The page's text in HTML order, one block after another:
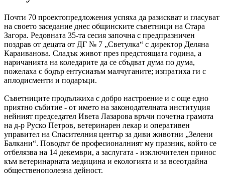
Почти 70 проектопредложения успяха да разискват и гласуват
на своето заседание днес общинските съветници на Стара
Загора. Редовната 35-та сесия започна с предпразничен
поздрав от децата от ДГ № 7 „Светулка“ с директор Деляна
Караиванова. Сладък живот през предстоящата година, а
наричанията на коледарите да се сбъдват дума по дума,
пожелаха с бодър ентусиазъм малчуганите; изпратиха ги с
аплодисменти и подаръци.
Съветниците продължиха с добро настроение и с още едно
приятно събитие - от името на законодателната институция
нейният председател Ивета Лазарова връчи почетна грамота
на д-р Руско Петров, ветеринарен лекар и оперативен
управител на Спасителния център за диви животни „Зелени
Балкани“. Поводът бе професионалният му празник, който се
отбелязва на 14 декември, а заслугата - изключителен принос
към ветеринарната медицина и екологията и за всеотдайна
общественополезна дейност.